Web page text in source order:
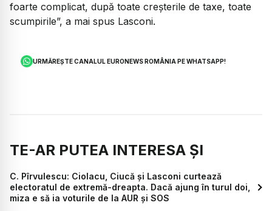
foarte complicat, după toate creșterile de taxe, toate
scumpirile”, a mai spus Lasconi.
URMĂREȘTE CANALUL EURONEWS ROMÂNIA PE WHATSAPP!
TE-AR PUTEA INTERESA ȘI
C. Pîrvulescu: Ciolacu, Ciucă și Lasconi curtează
electoratul de extremă-dreapta. Dacă ajung în turul doi,
miza e să ia voturile de la AUR și SOS